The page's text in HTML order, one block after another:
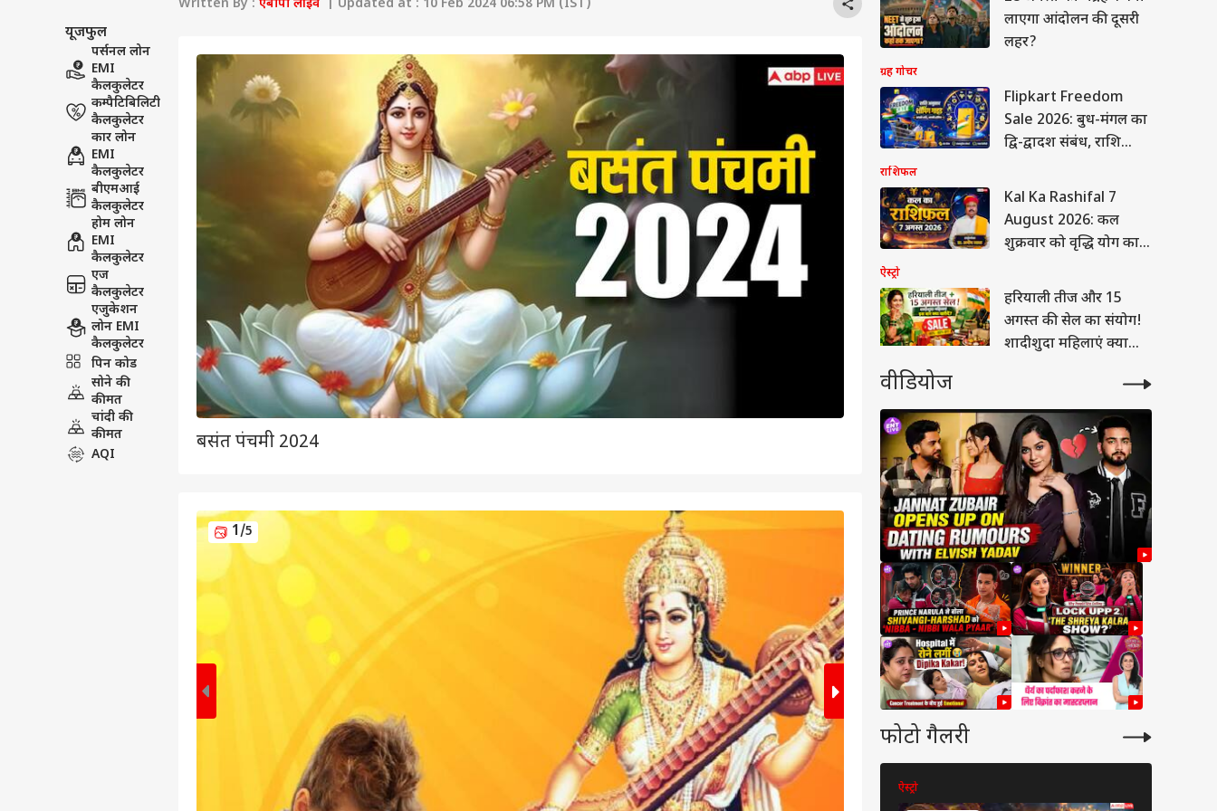
यूजफुल
पर्सनल लोन
EMI
कैलकुलेटर
कम्पैटिबिलिटी
कैलकुलेटर
कार लोन
EMI
कैलकुलेटर
बीएमआई
कैलकुलेटर
होम लोन
EMI
कैलकुलेटर
एज
कैलकुलेटर
एजुकेशन
लोन EMI
कैलकुलेटर
पिन कोड
सोने की
कीमत
चांदी की
कीमत
AQI
Written By : एबीपी लाइव | Updated at : 10 Feb 2024 06:58 PM (IST)
बसंत पंचमी 2024
1/5 2/5
लाएगा आंदोलन की दूसरी
लहर?
ग्रह गोचर
Flipkart Freedom
Sale 2026: बुध-मंगल का
द्वि-द्वादश संबंध, राशि
किन चीजों से बचें?
राशिफल
Kal Ka Rashifal 7
August 2026: कल
शुक्रवार को वृद्धि योग का
राशि वालों को मिलेगा बंपर
धन लाभ!
ऐस्ट्रो
हरियाली तीज और 15
अगस्त की सेल का संयोग!
शादीशुदा महिलाएं क्या
वीडियोज
फोटो गैलरी
ऐस्ट्रो
हॅलो गेस्ट
पर्सनल कार्नर
टॉप आर्टिकल्स
इंडिया उत्तर प्रदेश और उत्तराखंड इंडिया